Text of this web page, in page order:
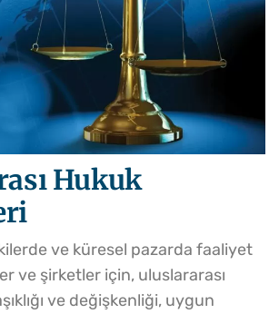
Hukuk
ve küresel pazarda faaliyet
ve şirketler için, uluslararası
ve değişkenliği, uygun